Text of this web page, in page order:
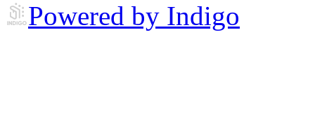
Powered by Indigo